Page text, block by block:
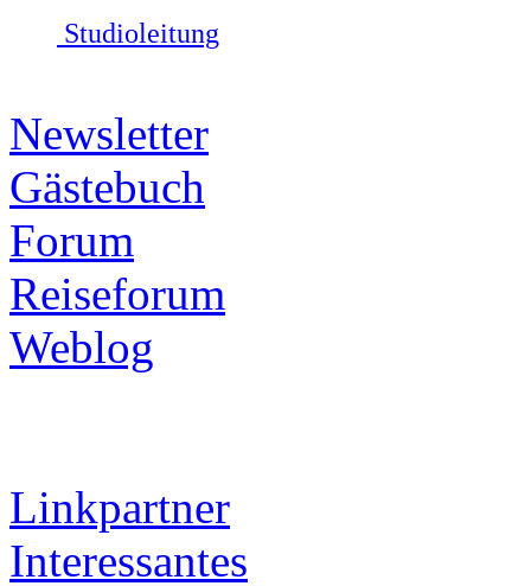
Studioleitung
Newsletter
Gästebuch
Forum
Reiseforum
Weblog
Linkpartner
Interessantes